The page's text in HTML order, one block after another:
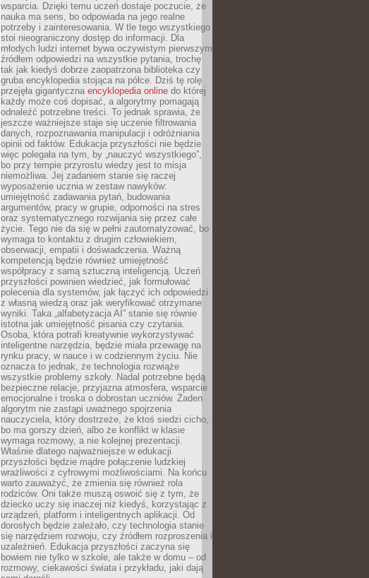
wsparcia. Dzięki temu uczeń dostaje poczucie, że
nauka ma sens, bo odpowiada na jego realne
potrzeby i zainteresowania. W tle tego wszystkiego
stoi nieograniczony dostęp do informacji. Dla
młodych ludzi internet bywa oczywistym pierwszym
źródłem odpowiedzi na wszystkie pytania, trochę
tak jak kiedyś dobrze zaopatrzona biblioteka czy
gruba encyklopedia stojąca na półce. Dziś tę rolę
przejęła gigantyczna encyklopedia online do której
każdy może coś dopisać, a algorytmy pomagają
odnaleźć potrzebne treści. To jednak sprawia, że
jeszcze ważniejsze staje się uczenie filtrowania
danych, rozpoznawania manipulacji i odróżniania
opinii od faktów. Edukacja przyszłości nie będzie
więc polegała na tym, by „nauczyć wszystkiego”,
bo przy tempie przyrostu wiedzy jest to misja
niemożliwa. Jej zadaniem stanie się raczej
wyposażenie ucznia w zestaw nawyków:
umiejętność zadawania pytań, budowania
argumentów, pracy w grupie, odporności na stres
oraz systematycznego rozwijania się przez całe
życie. Tego nie da się w pełni zautomatyzować, bo
wymaga to kontaktu z drugim człowiekiem,
obserwacji, empatii i doświadczenia. Ważną
kompetencją będzie również umiejętność
współpracy z samą sztuczną inteligencją. Uczeń
przyszłości powinien wiedzieć, jak formułować
polecenia dla systemów, jak łączyć ich odpowiedzi
z własną wiedzą oraz jak weryfikować otrzymane
wyniki. Taka „alfabetyzacja AI” stanie się równie
istotna jak umiejętność pisania czy czytania.
Osoba, która potrafi kreatywnie wykorzystywać
inteligentne narzędzia, będzie miała przewagę na
rynku pracy, w nauce i w codziennym życiu. Nie
oznacza to jednak, że technologia rozwiąże
wszystkie problemy szkoły. Nadal potrzebne będą
bezpieczne relacje, przyjazna atmosfera, wsparcie
emocjonalne i troska o dobrostan uczniów. Żaden
algorytm nie zastąpi uważnego spojrzenia
nauczyciela, który dostrzeże, że ktoś siedzi cicho,
bo ma gorszy dzień, albo że konflikt w klasie
wymaga rozmowy, a nie kolejnej prezentacji.
Właśnie dlatego najważniejsze w edukacji
przyszłości będzie mądre połączenie ludzkiej
wrażliwości z cyfrowymi możliwościami. Na końcu
warto zauważyć, że zmienia się również rola
rodziców. Oni także muszą oswoić się z tym, że
dziecko uczy się inaczej niż kiedyś, korzystając z
urządzeń, platform i inteligentnych aplikacji. Od
dorosłych będzie zależało, czy technologia stanie
się narzędziem rozwoju, czy źródłem rozproszenia i
uzależnień. Edukacja przyszłości zaczyna się
bowiem nie tylko w szkole, ale także w domu – od
rozmowy, ciekawości świata i przykładu, jaki dają